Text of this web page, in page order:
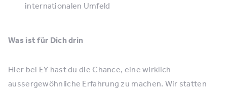
internationalen Umfeld
Was ist für Dich drin
Hier bei EY hast du die Chance, eine wirklich
aussergewöhnliche Erfahrung zu machen. Wir statten